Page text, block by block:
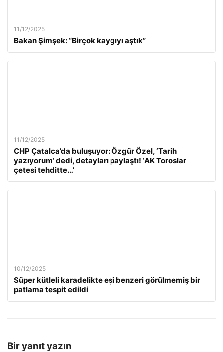
11/12/2025
Bakan Şimşek: “Birçok kaygıyı aştık”
11/12/2025
CHP Çatalca’da buluşuyor: Özgür Özel, ‘Tarih
yazıyorum’ dedi, detayları paylaştı! ‘AK Toroslar
çetesi tehditte…’
10/12/2025
Süper kütleli karadelikte eşi benzeri görülmemiş bir
patlama tespit edildi
Bir yanıt yazın